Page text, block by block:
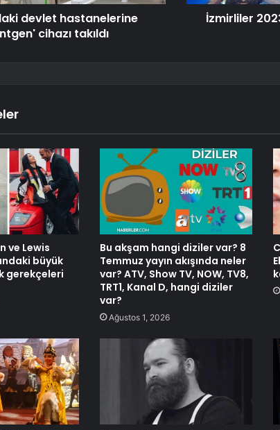
devlet hastanelerine
cihazı takıldı
İzmirliler
ve Lewis
büyük
gerekçeleri
Bu akşam hangi diziler var? 8
Temmuz yayın akışında neler
var? ATV, Show TV, NOW, TV8,
TRT1, Kanal D, hangi diziler
var?
Ağustos 1, 2026